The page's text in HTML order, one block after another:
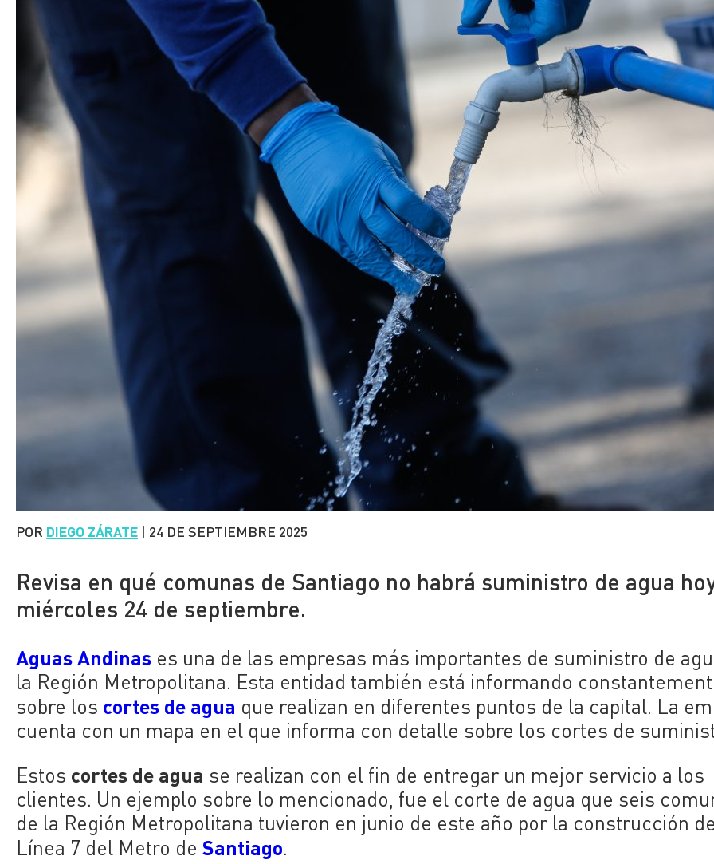
POR DIEGO ZÁRATE | 24 DE SEPTIEMBRE 2025
Revisa en qué comunas de Santiago no habrá suministro de agua
miércoles 24 de septiembre.
Aguas Andinas es una de las empresas más importantes de suministro de
la Región Metropolitana. Esta entidad también está informando
sobre los cortes de agua que realizan en diferentes puntos de la capital. La
cuenta con un mapa en el que informa con detalle sobre los cortes de
Estos cortes de agua se realizan con el fin de entregar un mejor servicio a los
clientes. Un ejemplo sobre lo mencionado, fue el corte de agua que seis
de la Región Metropolitana tuvieron en junio de este año por la construcción
Línea 7 del Metro deSantiago.